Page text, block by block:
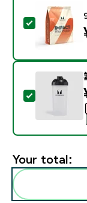
Select
Select this
Your total: